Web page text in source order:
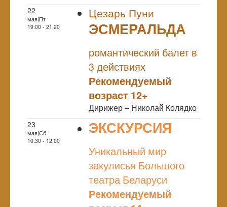
22
мая|Пт
19:00 - 21:20
Цезарь Пуни
ЭСМЕРАЛЬДА
романтический балет в
3 действиях
Рекомендуемый
возраст 12+
Дирижер – Николай Колядко
23
мая|Сб
10:30 - 12:00
ЭКСКУРСИЯ
Уникальный мир
закулисья Большого
театра Беларуси
Рекомендуемый